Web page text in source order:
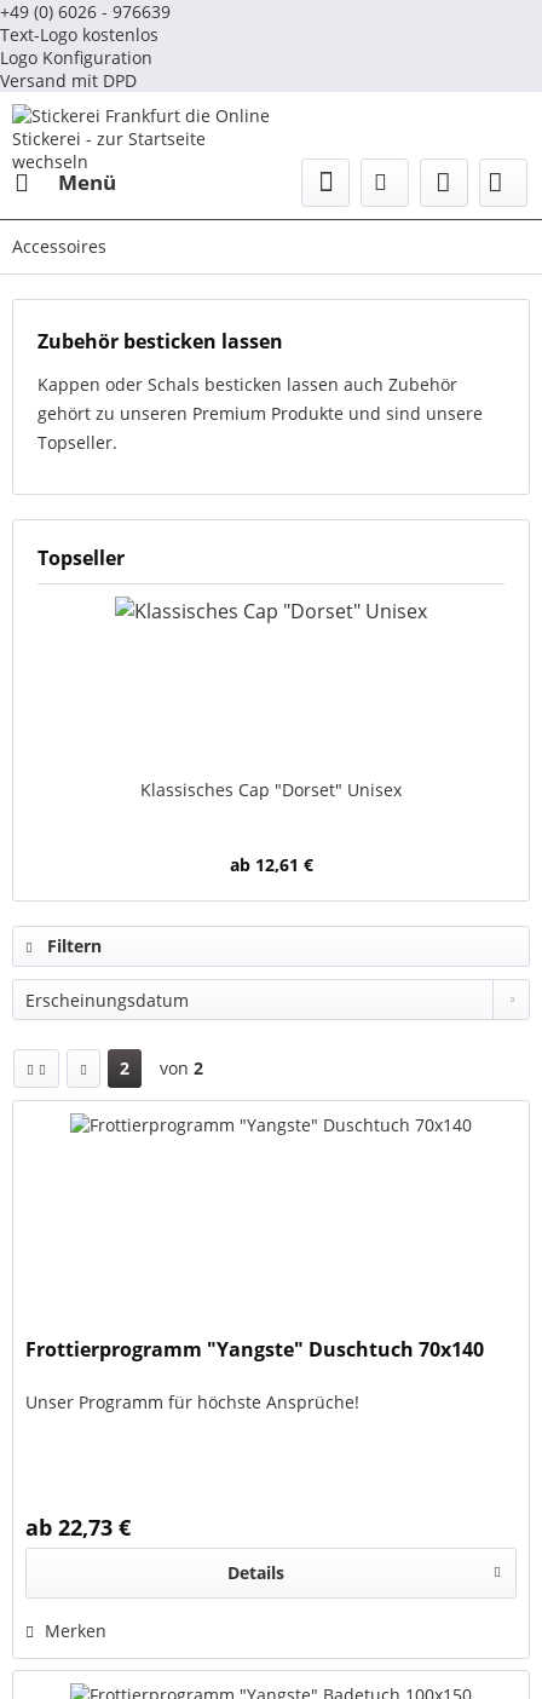
+49 (0) 6026 - 976639
Text-Logo kostenlos
Logo Konfiguration
Versand mit DPD
Menü
Accessoires
Zubehör besticken lassen
Kappen oder Schals besticken lassen auch Zubehör
gehört zu unseren Premium Produkte und sind unsere
Topseller.
Topseller
Klassisches Cap "Dorset" Unisex
ab 12,61 €
Filtern
2 von 2
Frottierprogramm "Yangste" Duschtuch 70x140
Unser Programm für höchste Ansprüche!
ab 22,73 €
Details
Merken